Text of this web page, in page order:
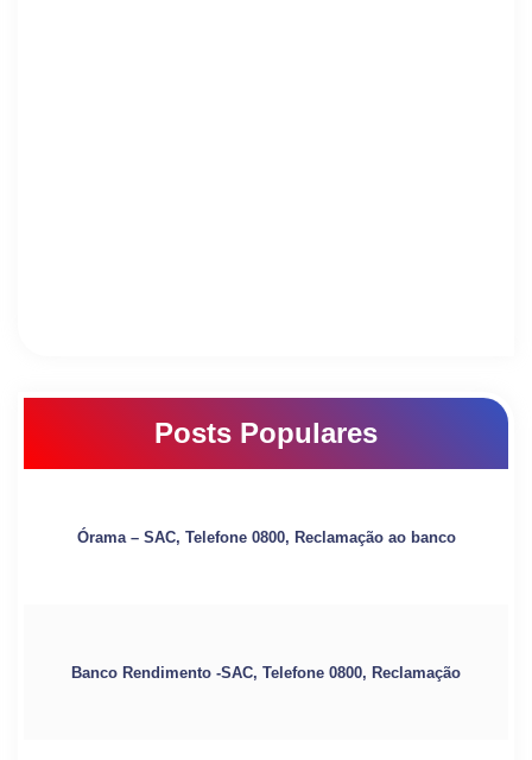
Posts Populares
Órama – SAC, Telefone 0800, Reclamação ao banco
Banco Rendimento -SAC, Telefone 0800, Reclamação